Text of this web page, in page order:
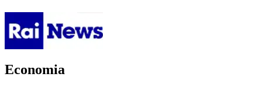
Economia